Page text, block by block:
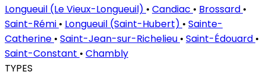
Longueuil (Le Vieux-Longueuil) • Candiac • Brossard •
Saint-Rémi • Longueuil (Saint-Hubert) • Sainte-
Catherine • Saint-Jean-sur-Richelieu • Saint-Édouard •
Saint-Constant • Chambly
TYPES